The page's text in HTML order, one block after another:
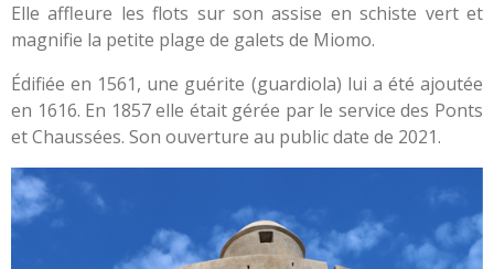
Elle affleure les flots sur son assise en schiste vert et
magnifie la petite plage de galets de Miomo.
Édifiée en 1561, une guérite (guardiola) lui a été ajoutée
en 1616. En 1857 elle était gérée par le service des Ponts
et Chaussées. Son ouverture au public date de 2021.